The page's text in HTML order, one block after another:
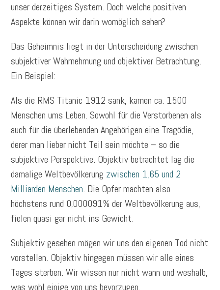
unser derzeitiges System. Doch welche positiven
Aspekte können wir darin womöglich sehen?
Das Geheimnis liegt in der Unterscheidung zwischen
subjektiver Wahrnehmung und objektiver Betrachtung.
Ein Beispiel:
Als die RMS Titanic 1912 sank, kamen ca. 1500
Menschen ums Leben. Sowohl für die Verstorbenen als
auch für die überlebenden Angehörigen eine Tragödie,
derer man lieber nicht Teil sein möchte – so die
subjektive Perspektive. Objektiv betrachtet lag die
damalige Weltbevölkerung zwischen 1,65 und 2
Milliarden Menschen. Die Opfer machten also
höchstens rund 0,000091% der Weltbevölkerung aus,
fielen quasi gar nicht ins Gewicht.
Subjektiv gesehen mögen wir uns den eigenen Tod nicht
vorstellen. Objektiv hingegen müssen wir alle eines
Tages sterben. Wir wissen nur nicht wann und weshalb,
was wohl einige von uns bevorzugen.